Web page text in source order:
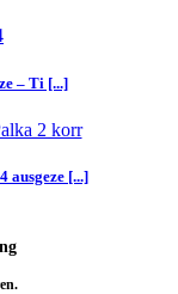
– Ti [...]
ausgeze [...]